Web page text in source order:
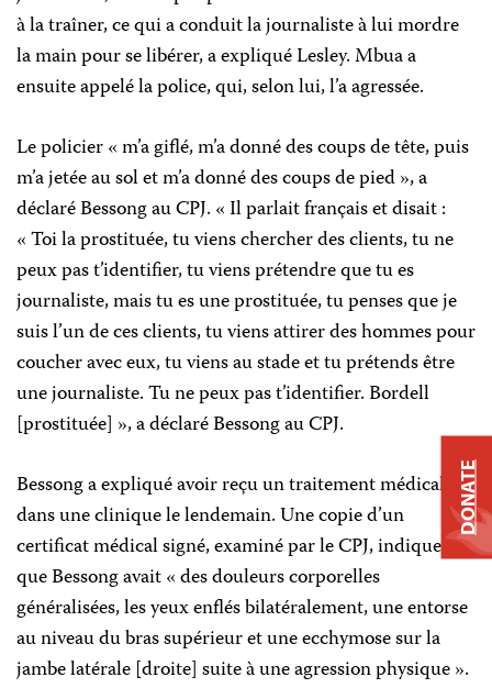
à la traîner, ce qui a conduit la journaliste à lui mordre
la main pour se libérer, a expliqué Lesley. Mbua a
ensuite appelé la police, qui, selon lui, l’a agressée.
Le policier « m’a giflé, m’a donné des coups de tête, puis
m’a jetée au sol et m’a donné des coups de pied », a
déclaré Bessong au CPJ. « Il parlait français et disait :
« Toi la prostituée, tu viens chercher des clients, tu ne
peux pas t’identifier, tu viens prétendre que tu es
journaliste, mais tu es une prostituée, tu penses que je
suis l’un de ces clients, tu viens attirer des hommes pour
coucher avec eux, tu viens au stade et tu prétends être
une journaliste. Tu ne peux pas t’identifier. Bordell
[prostituée] », a déclaré Bessong au CPJ.
Bessong a expliqué avoir reçu un traitement médical
dans une clinique le lendemain. Une copie d’un
certificat médical signé, examiné par le CPJ, indique
que Bessong avait « des douleurs corporelles
généralisées, les yeux enflés bilatéralement, une entorse
au niveau du bras supérieur et une ecchymose sur la
jambe latérale [droite] suite à une agression physique ».
DONATE